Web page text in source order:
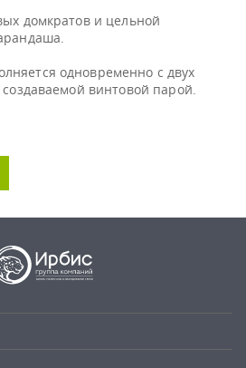
домкратов и цельной
одновременно с двух
создаваемой винтовой парой.